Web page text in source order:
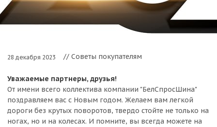
28 декабря 2023 // Советы покупателям
Уважаемые партнеры, друзья!
От имени всего коллектива компании "БелСпросШина"
поздравляем вас с Новым годом. Желаем вам легкой
дороги без крутых поворотов, твердо стойте не только на
ногах, но и на колесах. И помните, вы всегда можете на